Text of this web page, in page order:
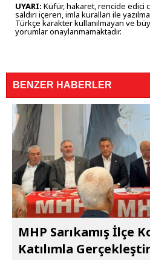
UYARI: Küfür, hakaret, rencide edici
saldırı içeren, imla kuralları ile
Türkçe karakter kullanılmayan ve
yorumlar onaylanmamaktadır.
BENZER HABERLER
MHP Sarıkamış İlçe
Katılımla